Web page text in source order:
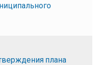
плана